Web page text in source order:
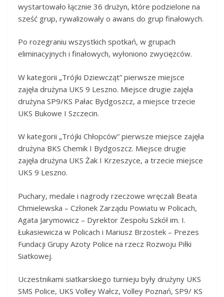
wystartowało łącznie 36 drużyn, które podzielone na
sześć grup, rywalizowały o awans do grup finałowych.
Po rozegraniu wszystkich spotkań, w grupach
eliminacyjnych i finałowych, wyłoniono zwycięzców.
W kategorii „Trójki Dziewcząt” pierwsze miejsce
zajęła drużyna UKS 9 Leszno. Miejsce drugie zajęła
drużyna SP9/KS Pałac Bydgoszcz, a miejsce trzecie
UKS Bukowe I Szczecin.
W kategorii „Trójki Chłopców” pierwsze miejsce zajęła
drużyna BKS Chemik I Bydgoszcz. Miejsce drugie
zajęła drużyna UKS Żak I Krzeszyce, a trzecie miejsce
UKS 9 Leszno.
Puchary, medale i nagrody rzeczowe wręczali Beata
Chmielewska – Członek Zarządu Powiatu w Policach,
Agata Jarymowicz – Dyrektor Zespołu Szkół im. I.
Łukasiewicza w Policach i Mariusz Brzostek – Prezes
Fundacji Grupy Azoty Police na rzecz Rozwoju Piłki
Siatkowej.
Uczestnikami siatkarskiego turnieju były drużyny UKS
SMS Police, UKS Volley Wałcz, Volley Poznań, SP9/ KS